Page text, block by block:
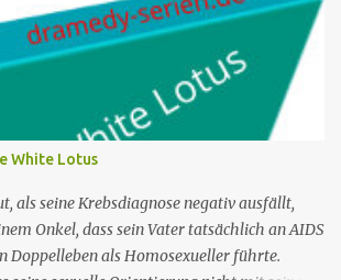
der gekommen war, um einen ruhigen
zu verbringen. Humphrey nimmt seine
mag, in Saint Marie auf und bringt sie in
in der Nacht hört Mary etwas von einer
Sie ruft Freddie, den Concierge, an, und
das Hotel und finden eine Leiche: es ist John
des Hotels. Humprey ist daher gezwungen,
White Lotus
als seine Krebsdiagnose negativ ausfällt,
Onkel, dass sein Vater tatsächlich an AIDS
Doppelleben als Homosexueller führte.